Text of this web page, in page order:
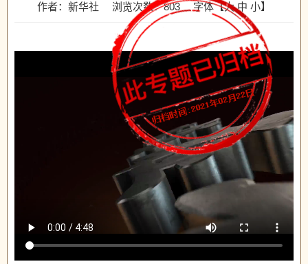
作者：新华社
浏览次数：803 字体【大 中 小】